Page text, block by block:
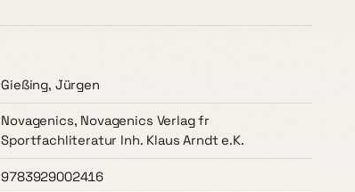
Gießing, Jürgen
Novagenics, Novagenics Verlag fr
Sportfachliteratur Inh. Klaus Arndt e.K.
9783929002416